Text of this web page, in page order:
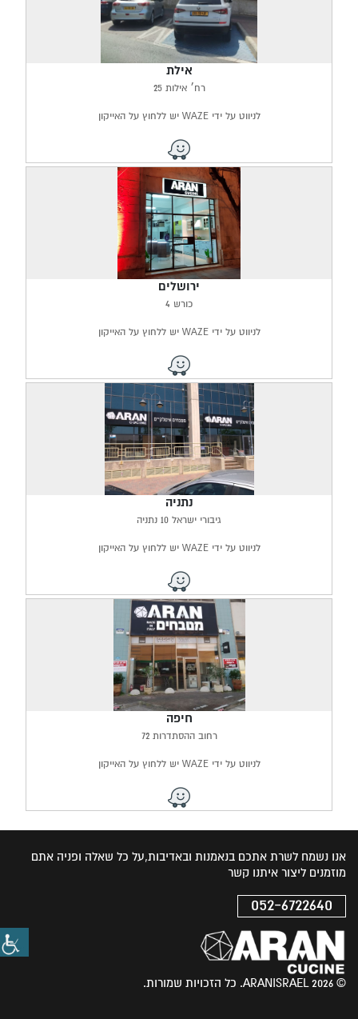
אילת
רח׳ אילות 25
לניווט על ידי WAZE יש ללחוץ על האייקון
ירושלים
כורש 4
לניווט על ידי WAZE יש ללחוץ על האייקון
נתניה
גיבורי ישראל 10 נתניה
לניווט על ידי WAZE יש ללחוץ על האייקון
חיפה
רחוב ההסתדרות 72
לניווט על ידי WAZE יש ללחוץ על האייקון
אנו נשמח לשרת אתכם בנאמנות ובאדיבות,על כל שאלה ופניה אתם
מוזמנים ליצור איתנו קשר
052-6722640
© 2026 ARANISRAEL. כל הזכויות שמורות.